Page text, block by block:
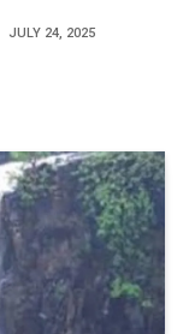
JULY 24, 2025